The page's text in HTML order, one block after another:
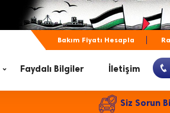
Bakım Fiyatı Hesapla
Faydalı Bilgiler İletişim
Siz Sorun